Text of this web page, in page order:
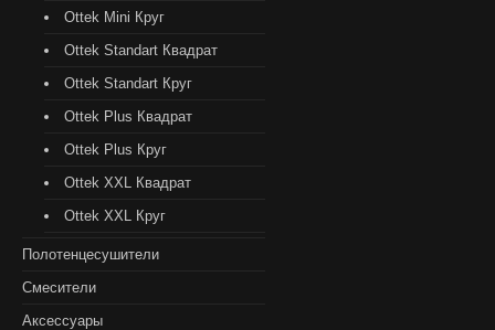
Ottek Mini Круг
Ottek Standart Квадрат
Ottek Standart Круг
Ottek Plus Квадрат
Ottek Plus Круг
Ottek XXL Квадрат
Ottek XXL Круг
Полотенцесушители
Смесители
Аксессуары